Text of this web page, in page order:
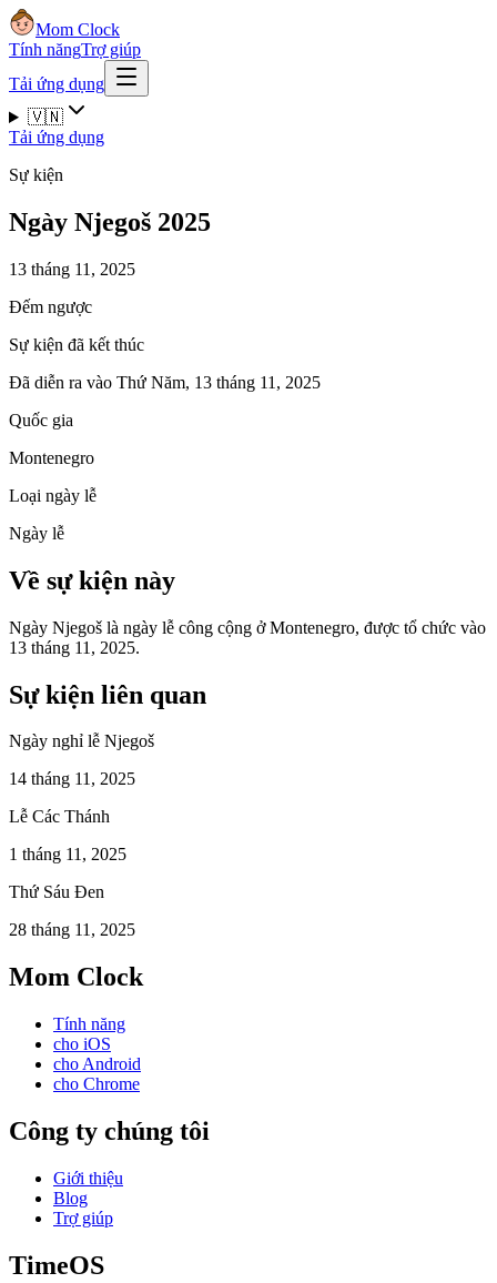
Mom Clock
Tính năngTrợ giúp
Tải ứng dụng
🇻🇳
Tải ứng dụng
Sự kiện
Ngày Njegoš 2025
13 tháng 11, 2025
Đếm ngược
Sự kiện đã kết thúc
Đã diễn ra vào Thứ Năm, 13 tháng 11, 2025
Quốc gia
Montenegro
Loại ngày lễ
Ngày lễ
Về sự kiện này
Ngày Njegoš là ngày lễ công cộng ở Montenegro, được tổ chức vào
13 tháng 11, 2025.
Sự kiện liên quan
Ngày nghỉ lễ Njegoš
14 tháng 11, 2025
Lễ Các Thánh
1 tháng 11, 2025
Thứ Sáu Đen
28 tháng 11, 2025
Mom Clock
Tính năng
cho iOS
cho Android
cho Chrome
Công ty chúng tôi
Giới thiệu
Blog
Trợ giúp
TimeOS